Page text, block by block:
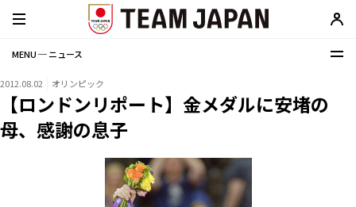
MENU ─ ニュース
2012.08.02 オリンピック
【ロンドンリポート】金メダルに安堵の
母、感謝の息子